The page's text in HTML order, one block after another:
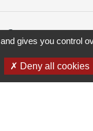
Liens
gives you control
Deny all cookies